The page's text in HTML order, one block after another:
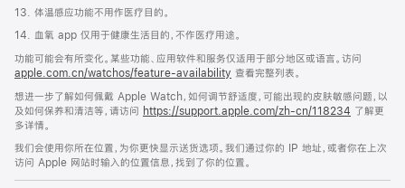
13. 体温感应功能不用作医疗目的。
14. 血氧 app 仅用于健康生活目的，不作医疗用途。
功能可能会有所变化。某些功能、应用软件和服务仅适用于部分地区或语言。访问
apple.com.cn/watchos/feature-availability 查看完整列表。
想进一步了解如何佩戴 Apple Watch，如何调节舒适度，可能出现的皮肤敏感问题，以
及如何保养和清洁等，请访问 https://support.apple.com/zh-cn/118234 了解更
多详情。
我们会使用你所在位置，为你更快显示送货选项。我们通过你的 IP 地址，或者你在上次
访问 Apple 网站时输入的位置信息，找到了你的位置。